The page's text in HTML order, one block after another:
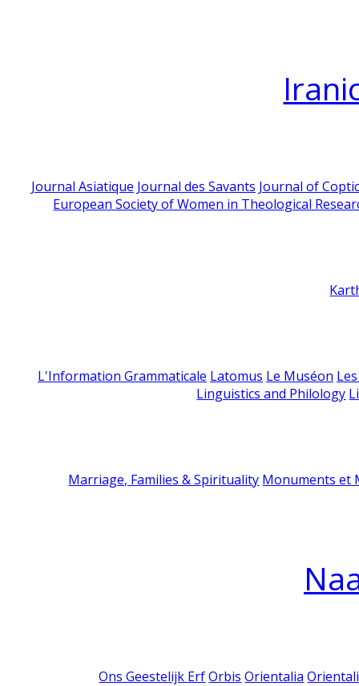
Journal Asiatique Journal des Savants Journal of
European Society of Women in Theological
L'Information Grammaticale Latomus Le Muséon
Linguistics and Philology
Marriage, Families & Spirituality Monuments et
Ons Geestelijk Erf Orbis Orientalia